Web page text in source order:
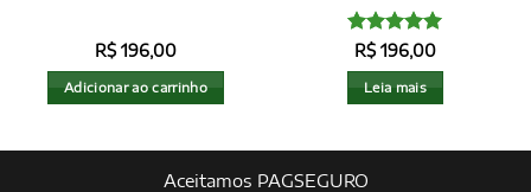
R$196,00
Adicionar ao carrinho
Avaliação5
de 5
R$196,00
Leia mais
Aceitamos PAGSEGURO